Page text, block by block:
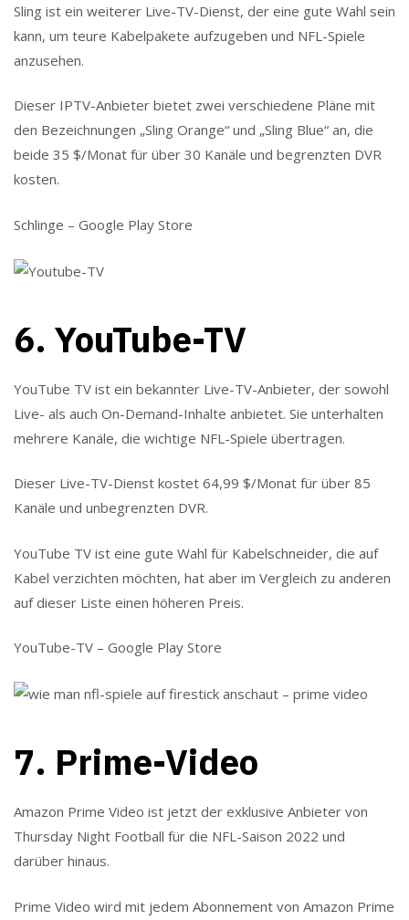
Sling ist ein weiterer Live-TV-Dienst, der eine gute Wahl sein
kann, um teure Kabelpakete aufzugeben und NFL-Spiele
anzusehen.
Dieser IPTV-Anbieter bietet zwei verschiedene Pläne mit
den Bezeichnungen „Sling Orange“ und „Sling Blue“ an, die
beide 35 $/Monat für über 30 Kanäle und begrenzten DVR
kosten.
Schlinge – Google Play Store
6. YouTube-TV
YouTube TV ist ein bekannter Live-TV-Anbieter, der sowohl
Live- als auch On-Demand-Inhalte anbietet. Sie unterhalten
mehrere Kanäle, die wichtige NFL-Spiele übertragen.
Dieser Live-TV-Dienst kostet 64,99 $/Monat für über 85
Kanäle und unbegrenzten DVR.
YouTube TV ist eine gute Wahl für Kabelschneider, die auf
Kabel verzichten möchten, hat aber im Vergleich zu anderen
auf dieser Liste einen höheren Preis.
YouTube-TV – Google Play Store
7. Prime-Video
Amazon Prime Video ist jetzt der exklusive Anbieter von
Thursday Night Football für die NFL-Saison 2022 und
darüber hinaus.
Prime Video wird mit jedem Abonnement von Amazon Prime